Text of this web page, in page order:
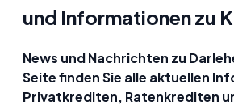
und Informationen zu
News und Nachrichten zu
Seite finden Sie alle aktuellen
Privatkrediten, Ratenkrediten